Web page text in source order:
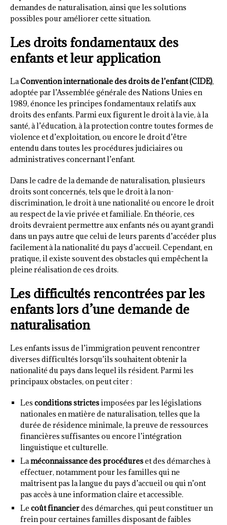
demandes de naturalisation, ainsi que les solutions
possibles pour améliorer cette situation.
Les droits fondamentaux des
enfants et leur application
LaConvention internationale des droits de l’enfant (CIDE),
adoptée par l’Assemblée générale des Nations Unies en
1989, énonce les principes fondamentaux relatifs aux
droits des enfants. Parmi eux figurent le droit à la vie, à la
santé, à l’éducation, à la protection contre toutes formes de
violence et d’exploitation, ou encore le droit d’être
entendu dans toutes les procédures judiciaires ou
administratives concernant l’enfant.
Dans le cadre de la demande de naturalisation, plusieurs
droits sont concernés, tels que le droit à la non-
discrimination, le droit à une nationalité ou encore le droit
au respect de la vie privée et familiale. En théorie, ces
droits devraient permettre aux enfants nés ou ayant grandi
dans un pays autre que celui de leurs parents d’accéder plus
facilement à la nationalité du pays d’accueil. Cependant, en
pratique, il existe souvent des obstacles qui empêchent la
pleine réalisation de ces droits.
Les difficultés rencontrées par les
enfants lors d’une demande de
naturalisation
Les enfants issus de l’immigration peuvent rencontrer
diverses difficultés lorsqu’ils souhaitent obtenir la
nationalité du pays dans lequel ils résident. Parmi les
principaux obstacles, on peut citer :
Les conditions strictesimposées par les législations
nationales en matière de naturalisation, telles que la
durée de résidence minimale, la preuve de ressources
financières suffisantes ou encore l’intégration
linguistique et culturelle.
Laméconnaissance des procédureset des démarches à
effectuer, notamment pour les familles qui ne
maîtrisent pas la langue du pays d’accueil ou qui n’ont
pas accès à une information claire et accessible.
Le coût financierdes démarches, qui peut constituer un
frein pour certaines familles disposant de faibles